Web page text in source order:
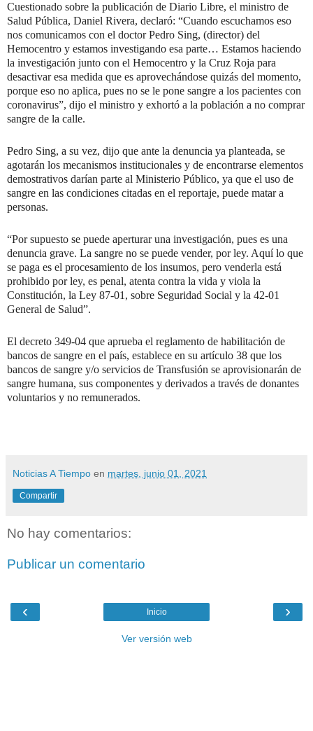
Cuestionado sobre la publicación de Diario Libre, el ministro de
Salud Pública, Daniel Rivera, declaró: “Cuando escuchamos eso
nos comunicamos con el doctor Pedro Sing, (director) del
Hemocentro y estamos investigando esa parte… Estamos haciendo
la investigación junto con el Hemocentro y la Cruz Roja para
desactivar esa medida que es aprovechándose quizás del momento,
porque eso no aplica, pues no se le pone sangre a los pacientes con
coronavirus”, dijo el ministro y exhortó a la población a no comprar
sangre de la calle.
Pedro Sing, a su vez, dijo que ante la denuncia ya planteada, se
agotarán los mecanismos institucionales y de encontrarse elementos
demostrativos darían parte al Ministerio Público, ya que el uso de
sangre en las condiciones citadas en el reportaje, puede matar a
personas.
“Por supuesto se puede aperturar una investigación, pues es una
denuncia grave. La sangre no se puede vender, por ley. Aquí lo que
se paga es el procesamiento de los insumos, pero venderla está
prohibido por ley, es penal, atenta contra la vida y viola la
Constitución, la Ley 87-01, sobre Seguridad Social y la 42-01
General de Salud”.
El decreto 349-04 que aprueba el reglamento de habilitación de
bancos de sangre en el país, establece en su artículo 38 que los
bancos de sangre y/o servicios de Transfusión se aprovisionarán de
sangre humana, sus componentes y derivados a través de donantes
voluntarios y no remunerados.
Noticias A Tiempo en martes, junio 01, 2021
Compartir
No hay comentarios:
Publicar un comentario
‹ ›
Inicio
Ver versión web